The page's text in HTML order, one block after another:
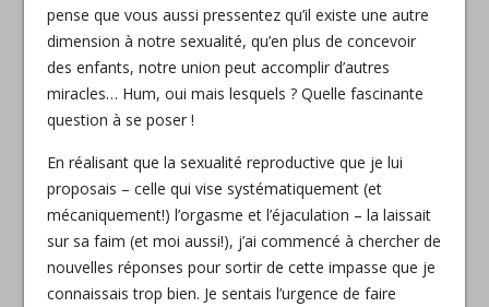
pense que vous aussi pressentez qu’il existe une autre
dimension à notre sexualité, qu’en plus de concevoir
des enfants, notre union peut accomplir d’autres
miracles… Hum, oui mais lesquels ? Quelle fascinante
question à se poser !
En réalisant que la sexualité reproductive que je lui
proposais – celle qui vise systématiquement (et
mécaniquement!) l’orgasme et l’éjaculation – la laissait
sur sa faim (et moi aussi!), j’ai commencé à chercher de
nouvelles réponses pour sortir de cette impasse que je
connaissais trop bien. Je sentais l’urgence de faire